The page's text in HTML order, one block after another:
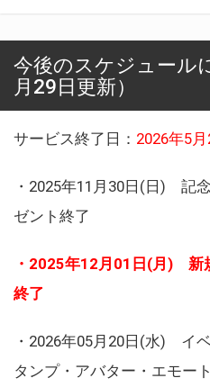
今後のスケジュール
月29日更新）
サービス終了日： 2026年5月
・2025年11月30日(日) 記
ゼント終了
・2025年12月01日(月) 新
終了
・2026年05月20日(水) イ
タンプ・アバター・エモー